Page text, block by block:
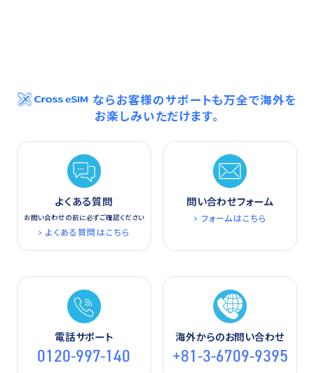
ならお客様のサポートも万全で海外を
お楽しみいただけます。
よくある質問
お問い合わせの前に必ずご確認ください
よくある質問はこちら
問い合わせフォーム
フォームはこちら
電話サポート
0120-997-140
海外からのお問い合わせ
+81-3-6709-9395